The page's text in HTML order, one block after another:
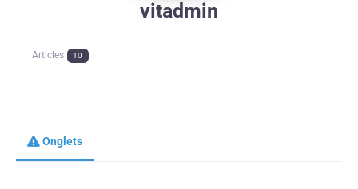
vitadmin
Articles 10
Onglets